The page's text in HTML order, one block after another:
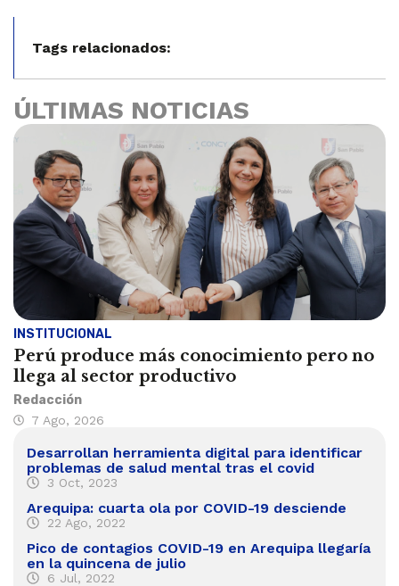
Tags relacionados:
ÚLTIMAS NOTICIAS
INSTITUCIONAL
Perú produce más conocimiento pero no
llega al sector productivo
Redacción
7 Ago, 2026
Desarrollan herramienta digital para identificar
problemas de salud mental tras el covid
3 Oct, 2023
Arequipa: cuarta ola por COVID-19 desciende
22 Ago, 2022
Pico de contagios COVID-19 en Arequipa llegaría
en la quincena de julio
6 Jul, 2022